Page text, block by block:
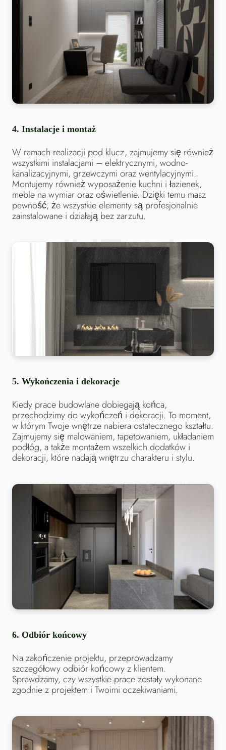
4. Instalacje i montaż
W ramach realizacji pod klucz, zajmujemy się również
wszystkimi instalacjami – elektrycznymi, wodno-
kanalizacyjnymi, grzewczymi oraz wentylacyjnymi.
Montujemy również wyposażenie kuchni i łazienek,
meble na wymiar oraz oświetlenie. Dzięki temu masz
pewność, że wszystkie elementy są profesjonalnie
zainstalowane i działają bez zarzutu.
5. Wykończenia i dekoracje
Kiedy prace budowlane dobiegają końca,
przechodzimy do wykończeń i dekoracji. To moment,
w którym Twoje wnętrze nabiera ostatecznego kształtu.
Zajmujemy się malowaniem, tapetowaniem, układaniem
podłóg, a także montażem wszelkich dodatków i
dekoracji, które nadają wnętrzu charakteru i stylu.
6. Odbiór końcowy
Na zakończenie projektu, przeprowadzamy
szczegółowy odbiór końcowy z klientem.
Sprawdzamy, czy wszystkie prace zostały wykonane
zgodnie z projektem i Twoimi oczekiwaniami.